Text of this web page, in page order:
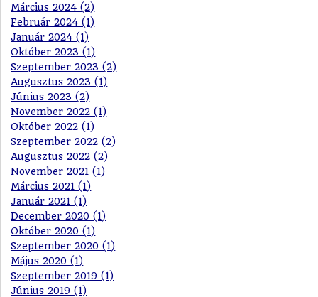
Március 2024 (2)
Február 2024 (1)
Január 2024 (1)
Október 2023 (1)
Szeptember 2023 (2)
Augusztus 2023 (1)
Június 2023 (2)
November 2022 (1)
Október 2022 (1)
Szeptember 2022 (2)
Augusztus 2022 (2)
November 2021 (1)
Március 2021 (1)
Január 2021 (1)
December 2020 (1)
Október 2020 (1)
Szeptember 2020 (1)
Május 2020 (1)
Szeptember 2019 (1)
Június 2019 (1)